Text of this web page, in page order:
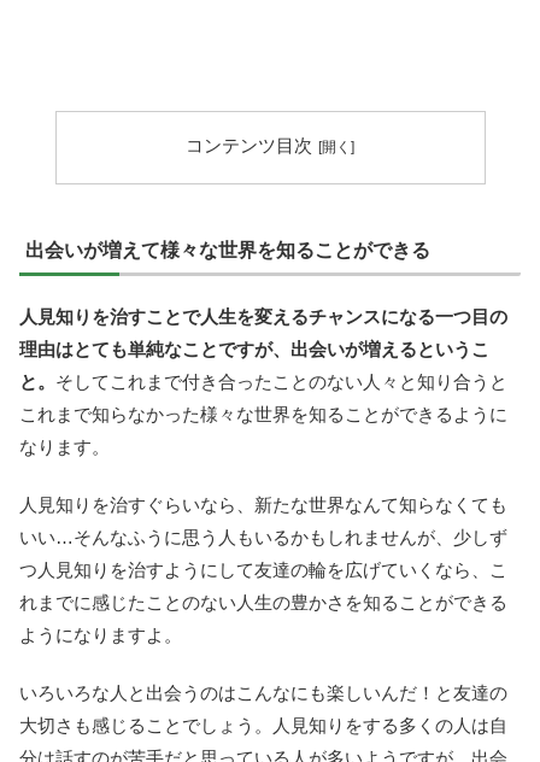
コンテンツ目次
出会いが増えて様々な世界を知ることができる
人見知りを治すことで人生を変えるチャンスになる一つ目の
理由はとても単純なことですが、出会いが増えるというこ
と。 そしてこれまで付き合ったことのない人々と知り合うと
これまで知らなかった様々な世界を知ることができるように
なります。
人見知りを治すぐらいなら、新たな世界なんて知らなくても
いい…そんなふうに思う人もいるかもしれませんが、少しず
つ人見知りを治すようにして友達の輪を広げていくなら、こ
れまでに感じたことのない人生の豊かさを知ることができる
ようになりますよ。
いろいろな人と出会うのはこんなにも楽しいんだ！と友達の
大切さも感じることでしょう。人見知りをする多くの人は自
分は話すのが苦手だと思っている人が多いようですが、出会